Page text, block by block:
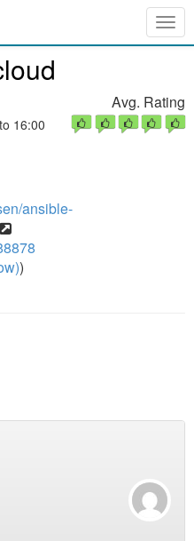
16:00
ansible-
)
Avg. Rating